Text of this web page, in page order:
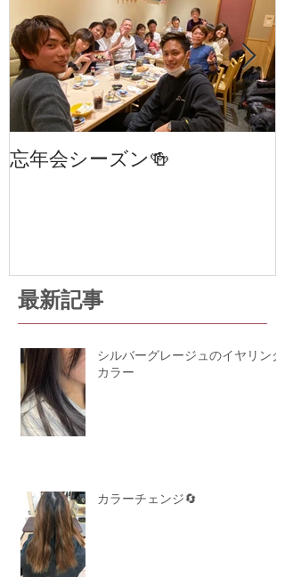
忘年会シーズン🍻
最新記事
シルバーグレージュのイヤリング
カラー
カラーチェンジ🔄